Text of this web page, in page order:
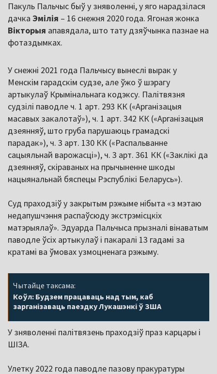
Пакуль Пальчыс быў у зняволенні, у яго нарадзілася
дачка Эмілія – 16 снежня 2020 года. Ягоная жонка
Вікторыя апавядала, што тату дзяўчынка пазнае на
фотаздымках.
У снежні 2021 года Пальчысу вынеслі вырак у
Менскім гарадскім судзе, але ўжо ў шэрагу
артыкулаў Крымінальнага кодэксу. Палітвязня
судзілі паводле ч. 1 арт. 293 КК («Арганізацыя
масавых закалотаў»), ч. 1 арт. 342 КК («Арганізацыя
дзеянняў, што груба парушаюць грамадскі
парадак»), ч. 3 арт. 130 КК («Распальванне
сацыяльнай варожасці»), ч. 3 арт. 361 КК («Заклікі да
дзеянняў, скіраваных на прычыненне шкоды
нацыянальнай бяспецы Рэспублікі Беларусь»).
Суд праходзіў у закрытым рэжыме нібыта «з мэтаю
недапушчэння распаўсюду экстрэмісцкіх
матэрыялаў». Эдуарда Пальчыса прызналі вінаватым
паводле ўсіх артыкулаў і пакаралі 13 гадамі за
кратамі ва ўмовах узмоцненага рэжыму.
Чытайце таксама:
Коўл: Будзем працаваць над тым, каб
зарганізаваць паездку Лукашэнкі ў ЗША
У зняволенні палітвязень праходзіў праз карцары і
ШІЗА.
Улетку 2022 года паводле пазову пракуратуры